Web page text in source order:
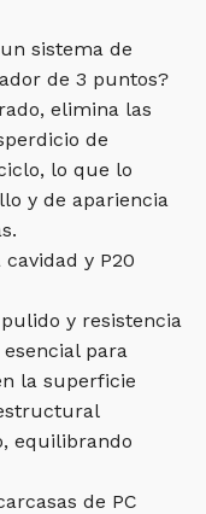
sistema de
de 3 puntos?
elimina las
de
lo que lo
y de apariencia
y P20
y resistencia
para
la superficie
equilibrando
de PC